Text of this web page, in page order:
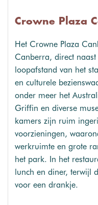
Crowne Plaza
Het Crowne Plaza
Canberra, direct
loopafstand van het
en culturele
onder meer het
Griffin en diverse
kamers zijn ruim
voorzieningen,
werkruimte en grote
het park. In het
lunch en diner, terwijl
voor een drankje.